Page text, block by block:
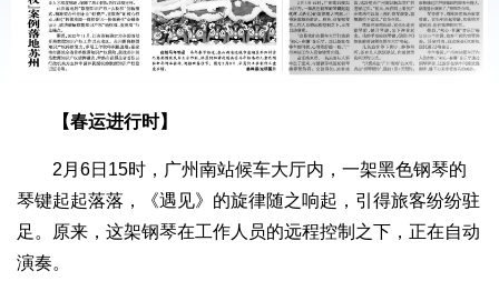
【春运进行时】
2月6日15时，广州南站候车大厅内，一架黑色钢琴的
琴键起起落落，《遇见》的旋律随之响起，引得旅客纷纷驻
足。原来，这架钢琴在工作人员的远程控制之下，正在自动
演奏。